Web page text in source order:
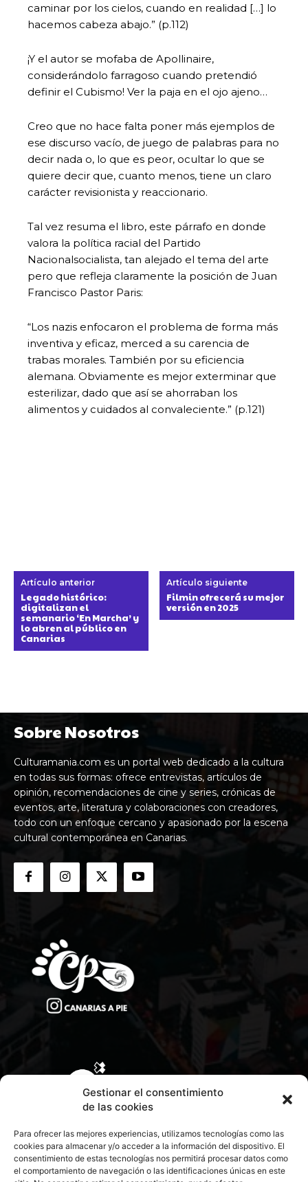
Gestionar el consentimiento
de las cookies
Para ofrecer las mejores experiencias, utilizamos tecnologías como las
cookies para almacenar y/o acceder a la información del dispositivo. El
consentimiento de estas tecnologías nos permitirá procesar datos como
el comportamiento de navegación o las identificaciones únicas en este
caminar por los cielos, cuando en realidad […] lo
hacemos cabeza abajo.” (p.112)
¡Y el autor se mofaba de Apollinaire,
considerándolo farragoso cuando pretendió
definir el Cubismo! Ver la paja en el ojo ajeno…
Creo que no hace falta poner más ejemplos de
ese discurso vacío, de juego de palabras para no
decir nada o, lo que es peor, ocultar lo que se
quiere decir que, cuanto menos, tiene un claro
carácter revisionista y reaccionario.
Tal vez resuma el libro, este párrafo en donde
valora la política racial del Partido
Nacionalsocialista, tan alejado el tema del arte
pero que refleja claramente la posición de Juan
Francisco Pastor Paris:
“Los nazis enfocaron el problema de forma más
inventiva y eficaz, merced a su carencia de
trabas morales. También por su eficiencia
alemana. Obviamente es mejor exterminar que
esterilizar, dado que así se ahorraban los
alimentos y cuidados al convaleciente.” (p.121)
Artículo anterior
Legado histórico:
digitalizan el
semanario ‘En Marcha’ y
lo abren al público en
Canarias
Artículo siguiente
Filmin ofrecerá su mejor
versión en 2025
Sobre Nosotros
Culturamania.com es un portal web dedicado a la cultura
en todas sus formas: ofrece entrevistas, artículos de
opinión, recomendaciones de cine y series, crónicas de
eventos, arte, literatura y colaboraciones con creadores,
todo con un enfoque cercano y apasionado por la escena
cultural contemporánea en Canarias.